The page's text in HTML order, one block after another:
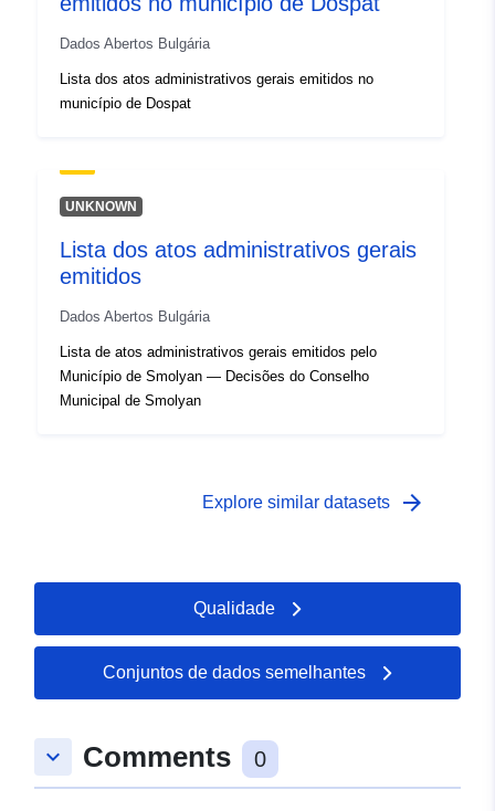
Dados Abertos Bulgária
Lista dos atos administrativos gerais emitidos no
município de Dospat
UNKNOWN
Lista dos atos administrativos gerais
emitidos
Dados Abertos Bulgária
Lista de atos administrativos gerais emitidos pelo
Município de Smolyan — Decisões do Conselho
Municipal de Smolyan
Explore similar datasets arrow_forward
Qualidade
Conjuntos de dados semelhantes
keyboard_arrow_down Comments 0